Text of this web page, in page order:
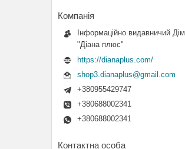
Інформаційно видавничий Дім
"Діана плюс"
https://dianaplus.com/
shop3.dianaplus@gmail.com
+380955429747
+380688002341
+380688002341